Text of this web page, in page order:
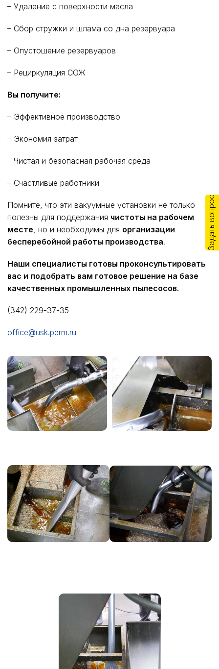
– Удаление с поверхности масла
– Сбор стружки и шлама со дна резервуара
– Опустошение резервуаров
– Рециркуляция СОЖ
Вы получите:
– Эффективное производство
– Экономия затрат
– Чистая и безопасная рабочая среда
– Счастливые работники
Помните, что эти вакуумные установки не только
полезны для поддержания чистоты на рабочем
месте, но и необходимы для организации
бесперебойной работы производства.
Наши специалисты готовы проконсультировать
вас и подобрать вам готовое решение на базе
качественных промышленных пылесосов.
(342) 229-37-35
office@usk.perm.ru
Задать вопрос